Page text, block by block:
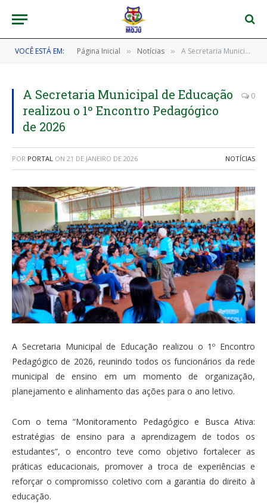
VOCÊ ESTÁ EM: Página Inicial » Notícias » A Secretaria Municipal de Educação realizou o 1º Encontro Pedagógico de 2026
A Secretaria Municipal de Educação
realizou o 1º Encontro Pedagógico
de 2026
0
POR PORTAL ON 21 DE JANEIRO DE 2026 NOTÍCIAS
A Secretaria Municipal de Educação realizou o 1º Encontro
Pedagógico de 2026, reunindo todos os funcionários da rede
municipal de ensino em um momento de organização,
planejamento e alinhamento das ações para o ano letivo.
Com o tema “Monitoramento Pedagógico e Busca Ativa:
estratégias de ensino para a aprendizagem de todos os
estudantes”, o encontro teve como objetivo fortalecer as
práticas educacionais, promover a troca de experiências e
reforçar o compromisso coletivo com a garantia do direito à
educação.